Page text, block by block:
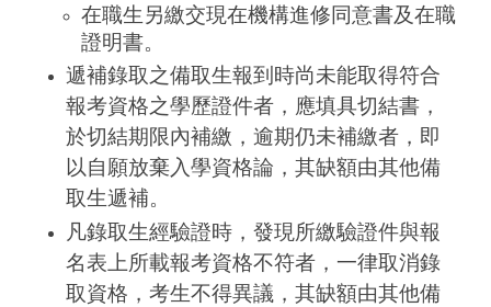
在職生另繳交現在機構進修同意書及在職
證明書。
遞補錄取之備取生報到時尚未能取得符合
報考資格之學歷證件者，應填具切結書，
於切結期限內補繳，逾期仍未補繳者，即
以自願放棄入學資格論，其缺額由其他備
取生遞補。
凡錄取生經驗證時，發現所繳驗證件與報
名表上所載報考資格不符者，一律取消錄
取資格，考生不得異議，其缺額由其他備